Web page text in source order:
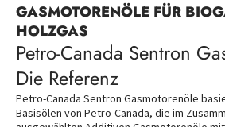
GASMOTORENÖLE FÜR
HOLZGAS
Petro-Canada Sentron
Die Referenz
Petro-Canada Sentron Gasmotorenöle
Basisölen von Petro-Canada, die im